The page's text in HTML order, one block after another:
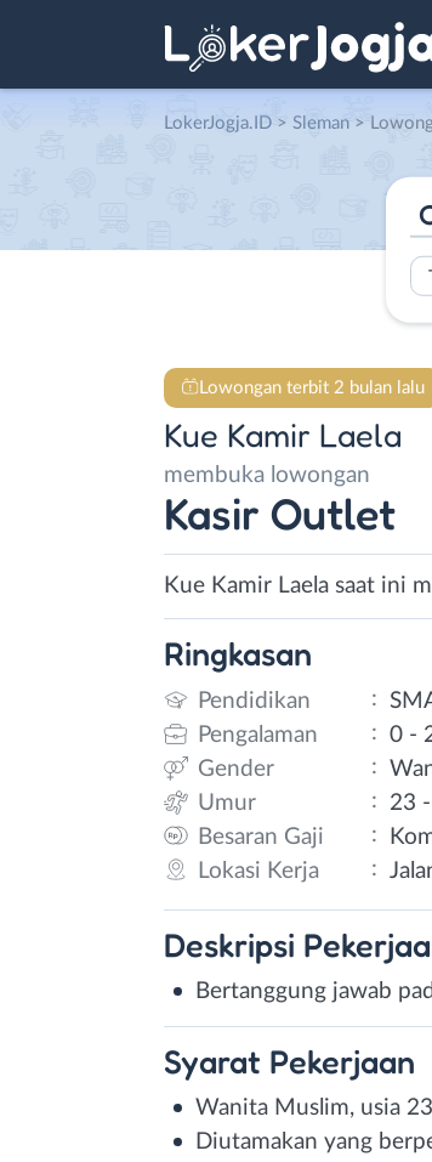
LokerJogja.ID > Sleman >
Lowongan terbit 2 bulan lalu
Kue Kamir Laela
membuka lowongan
Kasir Outlet
Kue Kamir Laela saat ini
Ringkasan
Pendidikan :
Pengalaman
: 0 -
Gender
:
Umur
:
23
Besaran Gaji
:
Lokasi Kerja
:
Deskripsi
Bertanggung jawab
Syarat Pekerjaan
Wanita Muslim, usia
Diutamakan yang